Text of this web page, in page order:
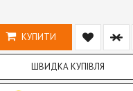
КУПИТИ
ШВИДКА КУПІВЛЯ